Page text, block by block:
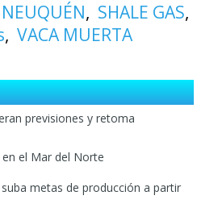
NEUQUÉN
SHALE GAS
VACA MUERTA
previsiones y retoma
el Mar del Norte
metas de producción a partir